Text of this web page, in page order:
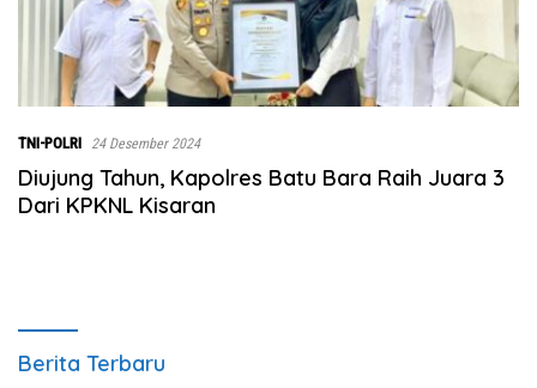
TNI-POLRI 24 Desember 2024
Diujung Tahun, Kapolres Batu Bara Raih Juara 3
Dari KPKNL Kisaran
Berita Terbaru